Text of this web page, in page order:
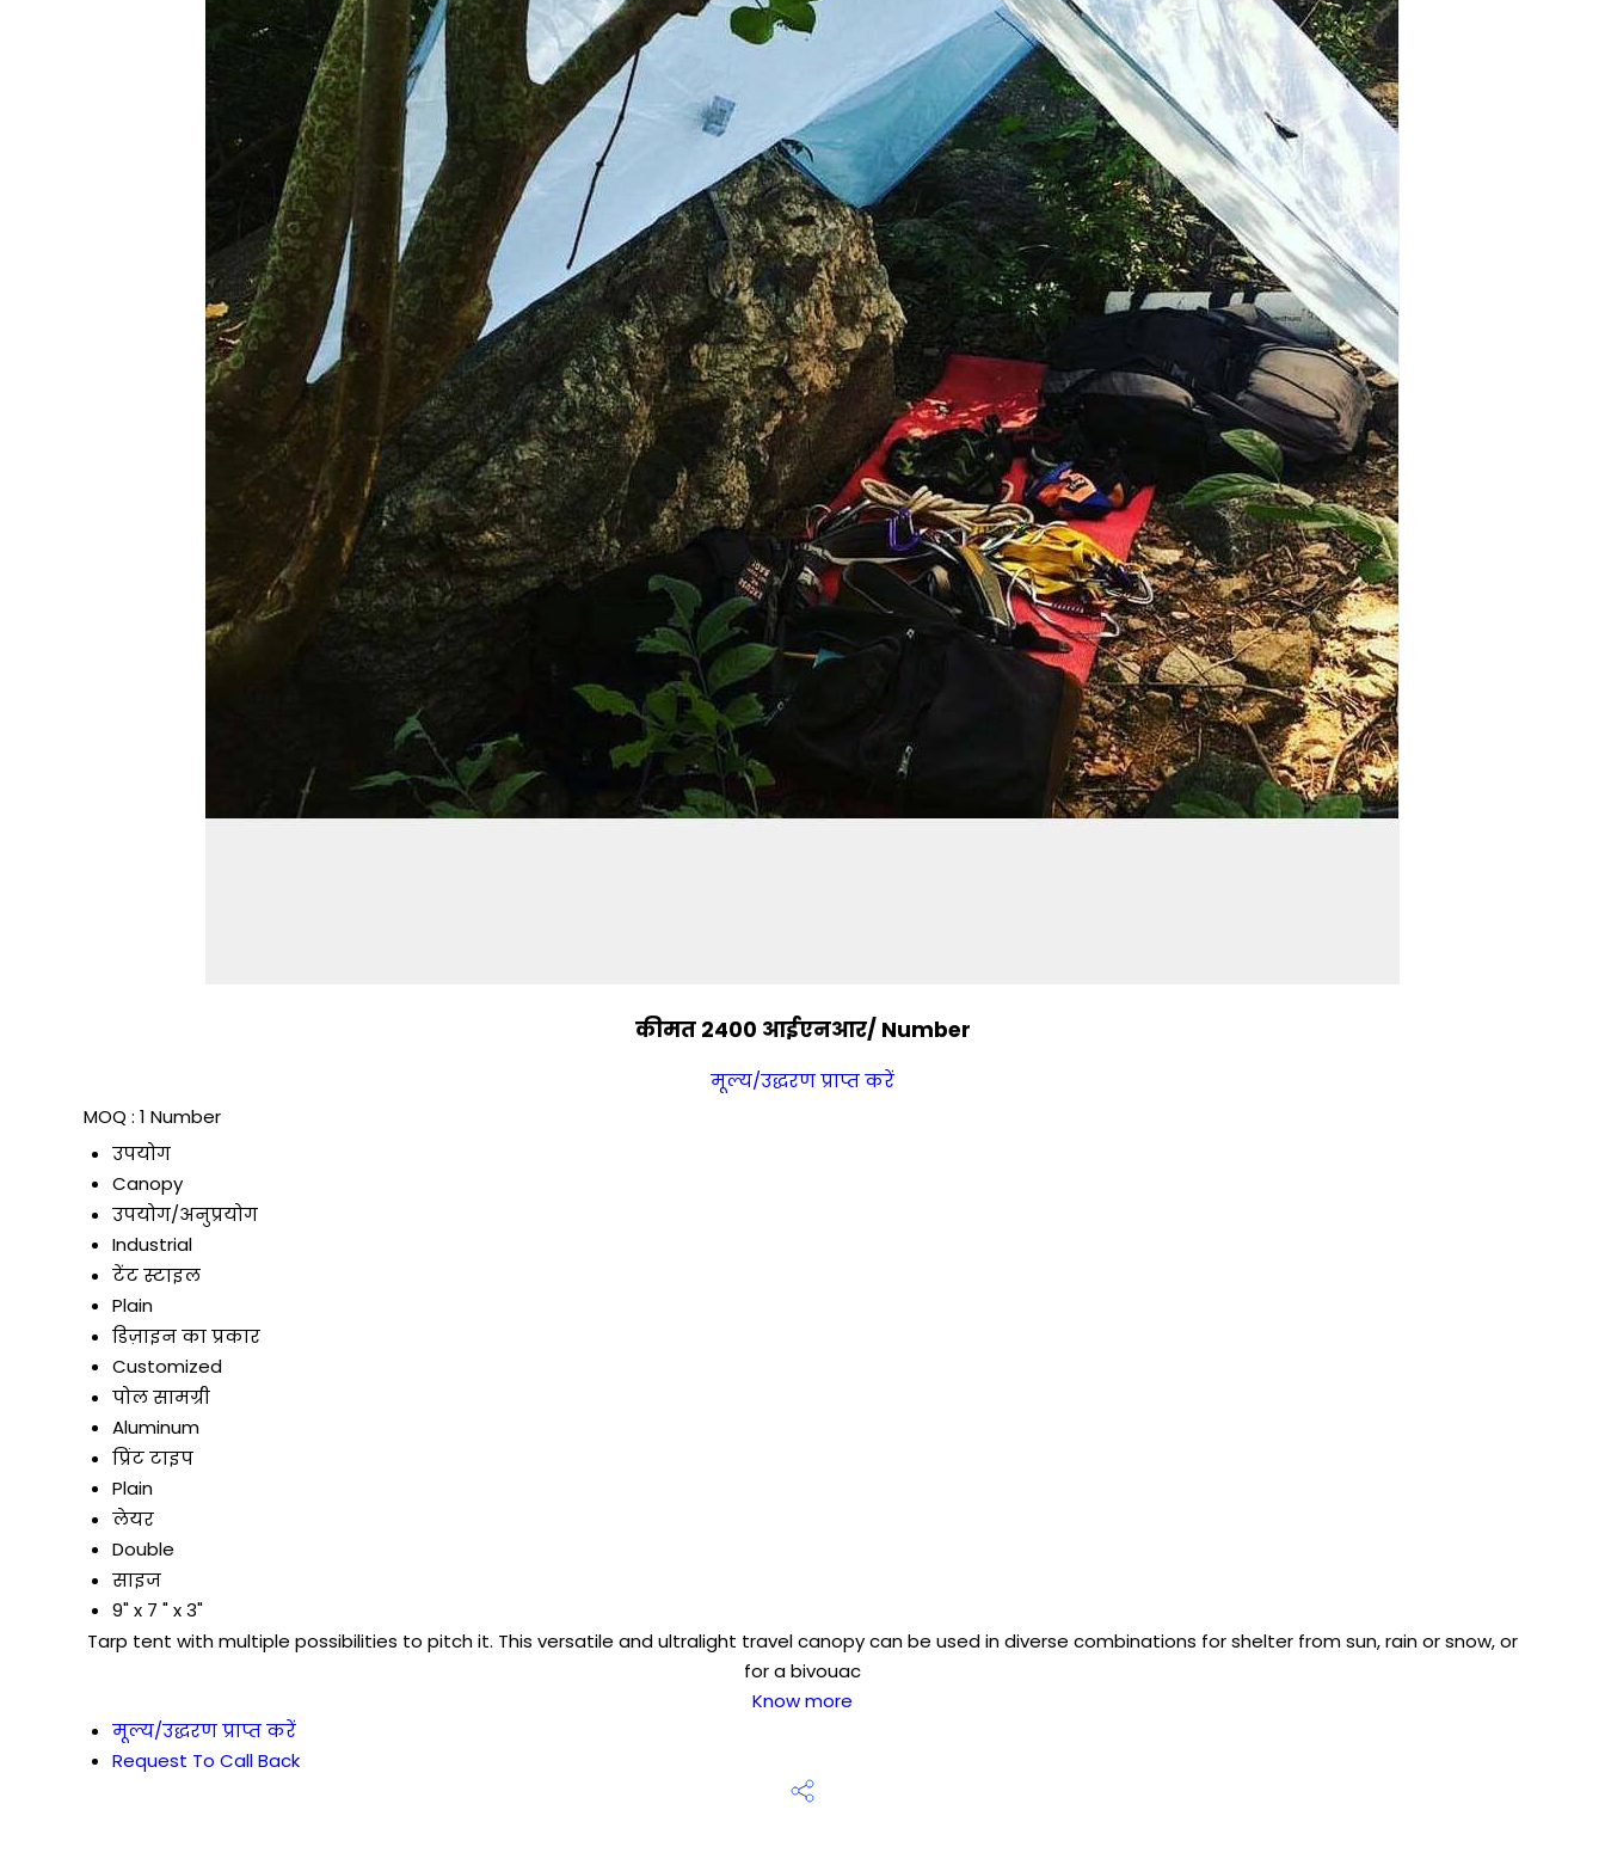
कीमत 2400 आईएनआर/ Number
मूल्य/उद्धरण प्राप्त करें
MOQ : 1 Number
उपयोग
Canopy
उपयोग/अनुप्रयोग
Industrial
टेंट स्टाइल
Plain
डिज़ाइन का प्रकार
Customized
पोल सामग्री
Aluminum
प्रिंट टाइप
Plain
लेयर
Double
साइज
9" x 7 " x 3"
Tarp tent with multiple possibilities to pitch it. This versatile and ultralight travel canopy can be used in diverse combinations for shelter from sun, rain or snow, or
for a bivouac
Know more
मूल्य/उद्धरण प्राप्त करें
Request To Call Back